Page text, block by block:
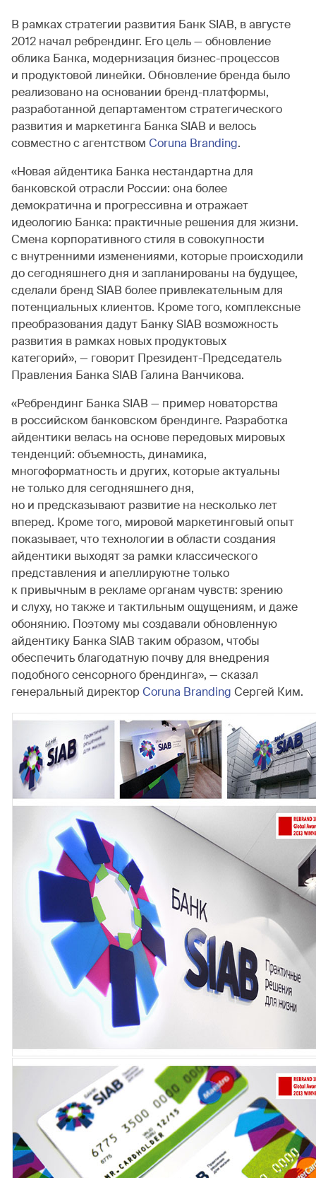
В рамках стратегии развития Банк SIAB, в августе
2012 начал ребрендинг. Его цель — обновление
облика Банка, модернизация бизнес-процессов
и продуктовой линейки. Обновление бренда было
реализовано на основании бренд-платформы,
разработанной департаментом стратегического
развития и маркетинга Банка SIAB и велось
совместно с агентством Coruna Branding.
«Новая айдентика Банка нестандартна для
банковской отрасли России: она более
демократична и прогрессивна и отражает
идеологию Банка: практичные решения для жизни.
Смена корпоративного стиля в совокупности
с внутренними изменениями, которые происходили
до сегодняшнего дня и запланированы на будущее,
сделали бренд SIAB более привлекательным для
потенциальных клиентов. Кроме того, комплексные
преобразования дадут Банку SIAB возможность
развития в рамках новых продуктовых
категорий», — говорит Президент-Председатель
Правления Банка SIAB Галина Ванчикова.
«Ребрендинг Банка SIAB — пример новаторства
в российском банковском брендинге. Разработка
айдентики велась на основе передовых мировых
тенденций: объемность, динамика,
многоформатность и других, которые актуальны
не только для сегодняшнего дня,
но и предсказывают развитие на несколько лет
вперед. Кроме того, мировой маркетинговый опыт
показывает, что технологии в области создания
айдентики выходят за рамки классического
представления и апеллируютне только
к привычным в рекламе органам чувств: зрению
и слуху, но также и тактильным ощущениям, и даже
обонянию. Поэтому мы создавали обновленную
айдентику Банка SIAB таким образом, чтобы
обеспечить благодатную почву для внедрения
подобного сенсорного брендинга», — сказал
генеральный директорCoruna Branding Сергей Ким.